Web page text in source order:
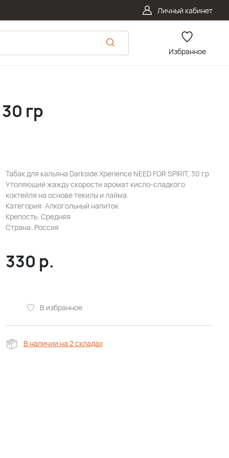
Личный кабинет
Избранное
гр
Табак для кальяна Darkside Xperience NEED FOR SPIRIT, 30 гр
Утоляющий жажду скорости аромат кисло-сладкого
коктейля на основе текилы и лайма.
Категория: Алкогольный напиток
Крепость: Средняя
Страна: Россия
330 р.
В избранное
В наличии на 2 складах